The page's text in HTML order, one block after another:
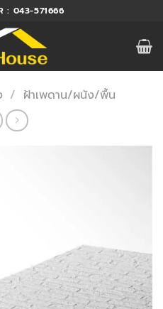
: 043-571666
/ ฝ้าเพดาน/ผนัง/พื้น